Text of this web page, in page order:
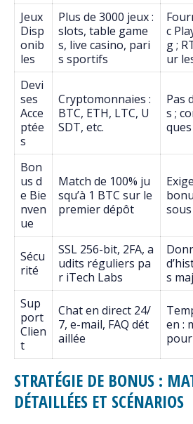
Jeux
Disp
onib
les
Plus de 3000 jeux :
slots, table game
s, live casino, pari
s sportifs
c
g ;
ur
Devi
ses
Acce
ptée
s
Cryptomonnaies :
BTC, ETH, LTC, U
SDT, etc.
Pas
s ;
Bon
us d
e Bie
nven
ue
Match de 100% ju
squ’à 1 BTC sur le
premier dépôt
Sécu
rité
SSL 256-bit, 2FA, a
udits réguliers pa
r iTech Labs
s
Sup
port
Clien
t
Chat en direct 24/
7, e-mail, FAQ dét
aillée
en :
STRATÉGIE DE BONUS :
DÉTAILLÉES ET SCÉNARIOS